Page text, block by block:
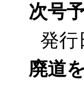
次号
発
廃道